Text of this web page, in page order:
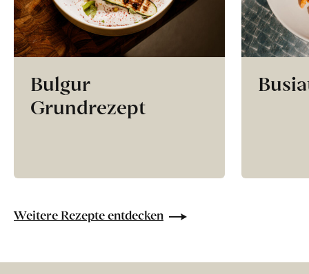
Bulgur
Grundrezept
Weitere Rezepte entdecken